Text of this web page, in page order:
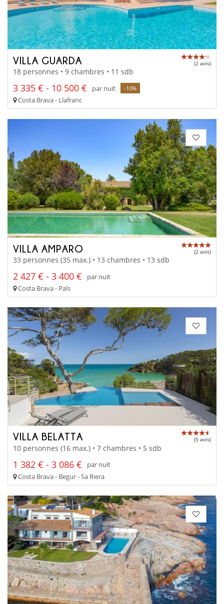
VILLA GUARDA (2 avis)
18 personnes • 9 chambres • 11 sdb
3 335 € - 10 500 € par nuit -10%
Costa Brava - Llafranc
VILLA AMPARO (2 avis)
33 personnes (35 max.) • 13 chambres • 13 sdb
2 427 € - 3 400 €
par nuit
Costa Brava - Pals
VILLA BELATTA (5 avis)
10 personnes (16 max.) • 7 chambres • 5 sdb
1 382 € - 3 086 €
par nuit
Costa Brava - Begur - Sa Riera